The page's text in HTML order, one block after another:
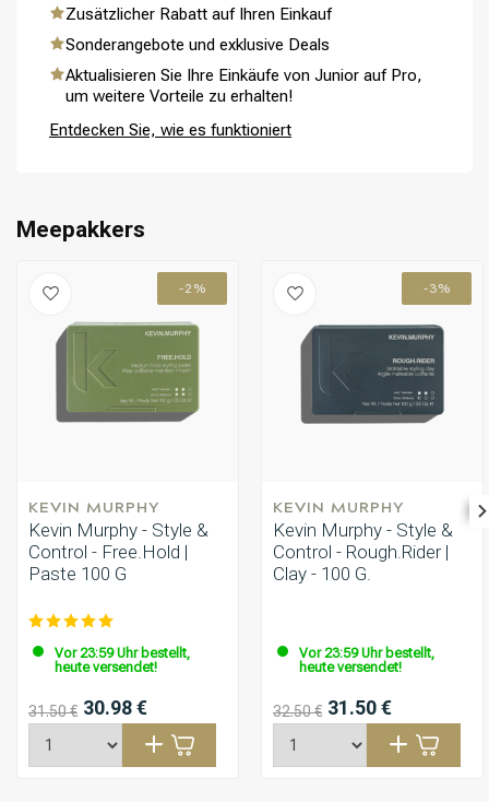
Umformung CombiDeals
Zusätzlicher Rabatt auf Ihren Einkauf
Sonderangebote und exklusive Deals
Aktualisieren Sie Ihre Einkäufe von Junior auf Pro,
um weitere Vorteile zu erhalten!
Entdecken Sie, wie es funktioniert
Meepakkers
-2%
KEVIN MURPHY
Kevin Murphy - Style &
Control - Free.Hold |
Paste 100 G
Vor 23:59 Uhr bestellt,
heute versendet!
31.50 € 30.98 €
-3%
KEVIN MURPHY
Kevin Murphy - Style &
Control - Rough.Rider |
Clay - 100 G.
Vor 23:59 Uhr bestellt,
heute versendet!
32.50 € 31.50 €